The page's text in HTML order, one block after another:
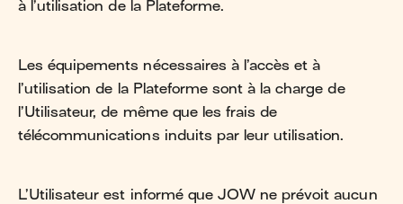
à l’utilisation de la Plateforme.
Les équipements nécessaires à l’accès et à
l’utilisation de la Plateforme sont à la charge de
l’Utilisateur, de même que les frais de
télécommunications induits par leur utilisation.
L’Utilisateur est informé que JOW ne prévoit aucun